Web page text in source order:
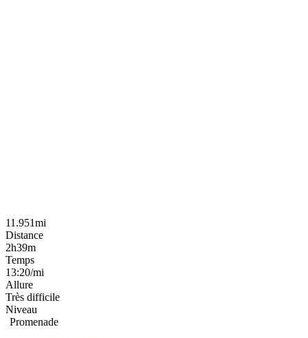
11.951mi
Distance
2h39m
Temps
13:20/mi
Allure
Très difficile
Niveau
Promenade